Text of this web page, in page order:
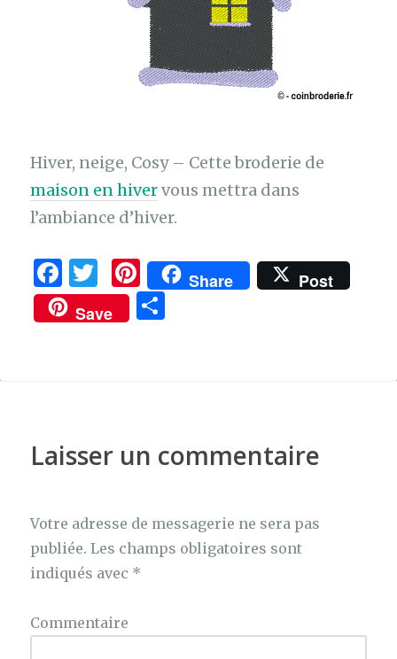
Hiver, neige, Cosy – Cette broderie de
maison en hivervous mettra dans
l’ambiance d’hiver.
F
a
c
o
k
T
w
it
Pi
n
te
Share
Post
Save
Laisser un commentaire
Votre adresse de messagerie ne sera pas
publiée. Les champs obligatoires sont
indiqués avec *
Commentaire